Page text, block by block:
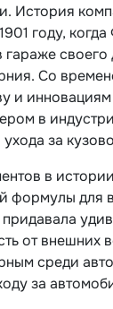
История
году,
своего
Со
и
в
за
в
формулы для
от внешних
среди
за